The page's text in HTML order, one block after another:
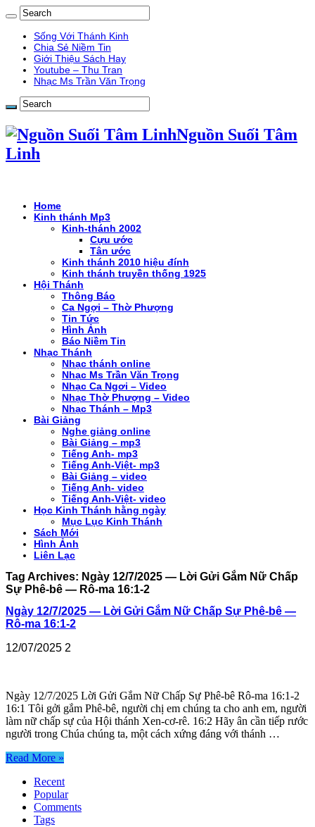
Sống Với Thánh Kinh
Chia Sẻ Niềm Tin
Giới Thiệu Sách Hay
Youtube – Thu Tran
Nhạc Ms Trần Văn Trọng
Nguồn Suối Tâm
Linh
Home
Kinh thánh Mp3
Kinh-thánh 2002
Cựu ước
Tân ước
Kinh thánh 2010 hiệu đính
Kinh thánh truyền thống 1925
Hội Thánh
Thông Báo
Ca Ngợi – Thờ Phượng
Tin Tức
Hình Ảnh
Báo Niềm Tin
Nhạc Thánh
Nhạc thánh online
Nhạc Ms Trần Văn Trọng
Nhạc Ca Ngơi – Video
Nhạc Thờ Phượng – Video
Nhạc Thánh – Mp3
Bài Giảng
Nghe giảng online
Bài Giảng – mp3
Tiếng Anh- mp3
Tiếng Anh-Việt- mp3
Bài Giảng – video
Tiếng Anh- video
Tiếng Anh-Việt- video
Học Kinh Thánh hằng ngày
Mục Lục Kinh Thánh
Sách Mới
Hình Ảnh
Liên Lạc
Tag Archives: Ngày 12/7/2025 — Lời Gửi Gắm Nữ Chấp
Sự Phê-bê — Rô-ma 16:1-2
Ngày 12/7/2025 — Lời Gửi Gắm Nữ Chấp Sự Phê-bê —
Rô-ma 16:1-2
12/07/2025 2
Ngày 12/7/2025 Lời Gửi Gắm Nữ Chấp Sự Phê-bê Rô-ma 16:1-2
16:1 Tôi gởi gắm Phê-bê, người chị em chúng ta cho anh em, người
làm nữ chấp sự của Hội thánh Xen-cơ-rê. 16:2 Hãy ân cần tiếp rước
người trong Chúa chúng ta, một cách xứng đáng với thánh …
Read More »
Recent
Popular
Comments
Tags